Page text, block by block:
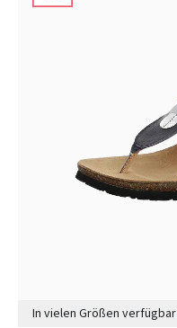
In vielen Größen verfügbar